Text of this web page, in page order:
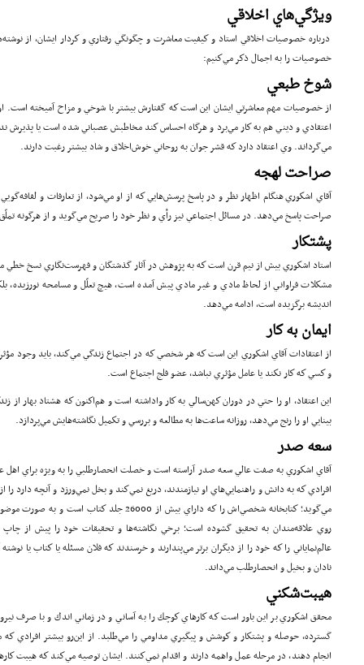
ويژگي‌هاي اخلاقي
درباره خصوصيات اخلاقي استاد و كيفيت معاشرت و چگونگي رفتاري و كردار ايشان، از
خصوصيات را به اجمال ذكر مي‌كنيم:
شوخ طبعي
از خصوصيات مهم معاشرتي ايشان اين است كه گفتارش بيشتر با شوخي و مزاح آميخته
اعتقادي و ديني هم به كار مي‌برد و هرگاه احساس كند مخاطبش عصباني شده است يا پذيرش
مي‌گرداند. وي اعتقاد دارد كه قشر جوان به روحاني خوش‌اخلاق و شاد بيشتر رغبت دارند.
صراحت لهجه
آقاي اشكوري هنگام اظهار نظر و در پاسخ پرسش‌هايي كه از او مي‌شود، از تعارفات و
صراحت پاسخ مي‌دهد. در مسائل اجتماعي نيز رأي و نظر خود را صريح مي‌گويد و از هرگونه
پشتكار
استاد اشكوري بيش از نيم قرن است كه به پژوهش در آثار گذشتگان و فهرست‌نگاري نسخ خطي
مشكلات فراواني از لحاظ مادي و غير مادي پيش آمده است، هيچ تعلّل و مسامحه‌ نورزيده،
انديشه برگزيده است، ادامه مي‌دهد.
ايمان به كار
از اعتقادات آقاي اشكوري اين است كه هر شخصي كه در اجتماع زندگي مي‌كند، بايد وجود
و كسي كه كار نكند يا عامل مؤثري نباشد، عضو فلج اجتماع است.
اين اعتقاد، او را حتي در دوران كهن‌سالي به كار واداشته است و هم‌اكنون كه هشتاد بهار
بينايي او را رنج مي‌دهد، روزانه ساعت‌ها به مطالعه و بررسي و تكميل نگاشته‌هايش مي‌پردازد.
سعه صدر
آقاي اشكوري به صفت عالي سعه صدر آراسته است و خصلت انحصارطلبي را به ويژه براي اهل
افرادي كه به دانش و راهنمايي‌هاي او نيازمندند، دريغ نمي‌كند و بخل نمي‌ورزد و آنچه دارد
مي‌گويد؛ كتاب­خانه‌ شخصي‌اش را كه داراي بيش از
روي علاقه‌مندان به تحقيق گشوده است؛ برخي نگاشته‌ها و تحقيقات خود را پيش از چاپ
عالم‌نماياني را كه خود را از ديگران برتر مي‌پندارند و خرسندند كه فلان مسئله يا كتاب يا
نادان و بخيل و انحصارطلب مي‌داند.
هيبت‌شكني
محقق اشكوري بر اين باور است كه كارهاي كوچك را به آساني و در زماني اندك و با صرف
گسترده، حوصله و پشتكار و كوشش و پيگيري مداومي را مي‌طلبد. از اين‌رو بيشتر افرادي كه
انجام دهند، در مرحله عمل واهمه دارند و اقدام نمي‌كنند. ايشان توصيه مي‌كند كه هيبت